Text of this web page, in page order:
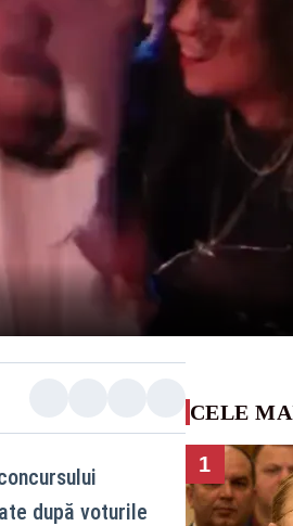
după voturile
CELE
1